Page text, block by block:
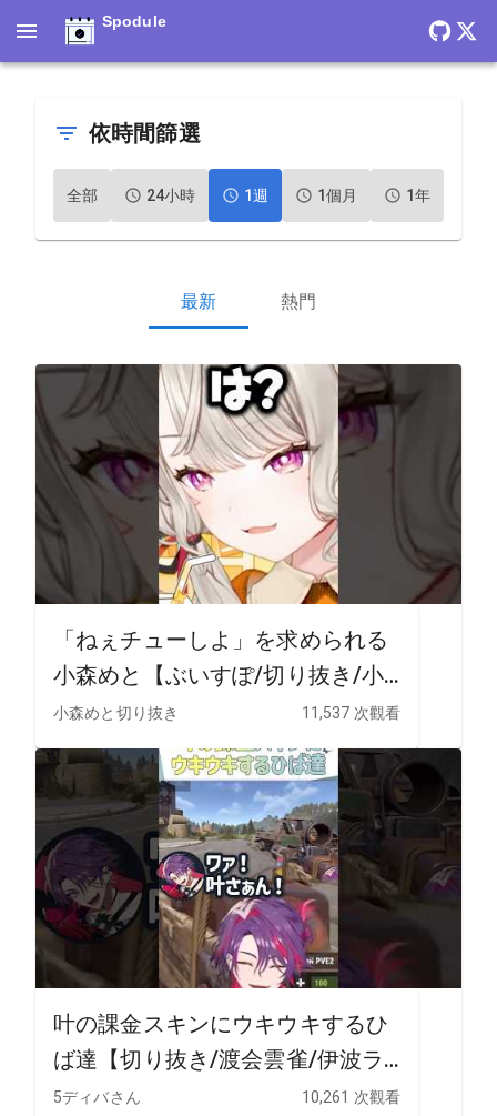
Spodule
依時間篩選
全部 24小時 1週 1個月 1年
最新 熱門
「ねぇチューしよ」を求められる
小森めと【ぶいすぽ/切り抜き/小
森めと】
小森めと切り抜き 11,537 次觀看
叶の課金スキンにウキウキするひ
ば達【切り抜き/渡会雲雀/伊波ラ
イ/風楽奏斗/叶/VCRRUST/eng
5ディバさん 10,261 次觀看